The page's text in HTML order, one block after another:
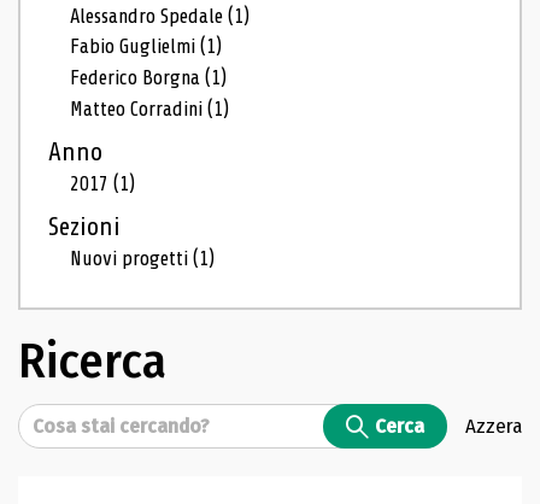
Alessandro Spedale(1)
Fabio Guglielmi(1)
Federico Borgna(1)
Matteo Corradini(1)
Anno
2017(1)
Sezioni
Nuovi progetti(1)
Ricerca
Cerca Cerca Azzera